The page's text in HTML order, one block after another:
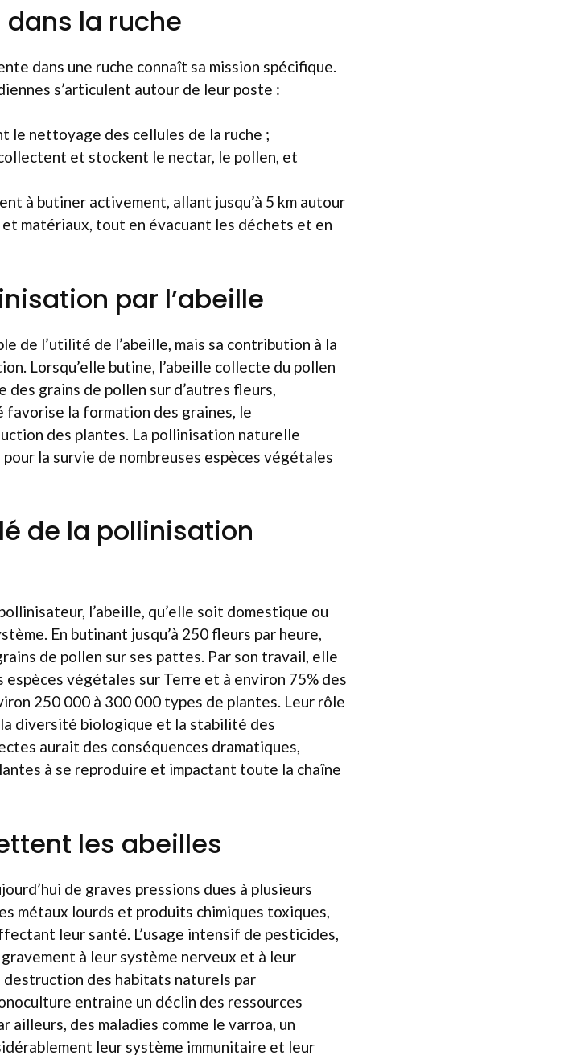
la ruche
dans une ruche connaît sa mission spécifique.
s’articulent autour de leur poste :
le nettoyage des cellules de la ruche ;
et stockent le nectar, le pollen, et
à butiner activement, allant jusqu’à 5 km autour
matériaux, tout en évacuant les déchets et en
par l’abeille
de l’utilité de l’abeille, mais sa contribution à la
Lorsqu’elle butine, l’abeille collecte du pollen
grains de pollen sur d’autres fleurs,
la formation des graines, le
des plantes. La pollinisation naturelle
la survie de nombreuses espèces végétales
de la pollinisation
l’abeille, qu’elle soit domestique ou
En butinant jusqu’à 250 fleurs par heure,
de pollen sur ses pattes. Par son travail, elle
végétales sur Terre et à environ 75% des
250 000 à 300 000 types de plantes. Leur rôle
diversité biologique et la stabilité des
aurait des conséquences dramatiques,
à se reproduire et impactant toute la chaîne
les abeilles
de graves pressions dues à plusieurs
métaux lourds et produits chimiques toxiques,
leur santé. L’usage intensif de pesticides,
à leur système nerveux et à leur
destruction des habitats naturels par
entraine un déclin des ressources
ailleurs, des maladies comme le varroa, un
leur système immunitaire et leur